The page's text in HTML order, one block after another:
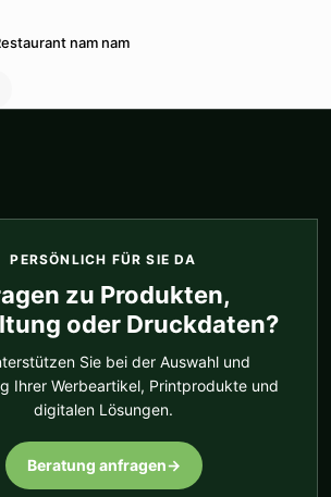
nam nam
PERSÖNLICH FÜR SIE DA
zu Produkten,
oder Druckdaten?
Sie bei der Auswahl und
Ihrer Werbeartikel, Printprodukte und
digitalen Lösungen.
Beratung anfragen→